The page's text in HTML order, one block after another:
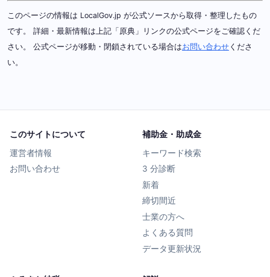
このページの情報は LocalGov.jp が公式ソースから取得・整理したもの
です。 詳細・最新情報は上記「原典」リンクの公式ページをご確認くだ
さい。 公式ページが移動・閉鎖されている場合はお問い合わせ くださ
い。
このサイトについて
運営者情報
お問い合わせ
補助金・助成金
キーワード検索
3 分診断
新着
締切間近
士業の方へ
よくある質問
データ更新状況